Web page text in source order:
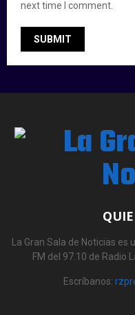
next time I comment.
La Gran Sala de Noticias
FM del 97.10 de Radio
Escríbanos: